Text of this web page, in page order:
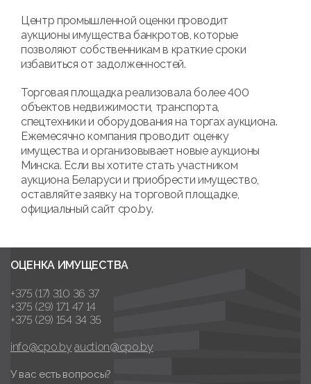
Центр промышленной оценки проводит
аукционы имущества банкротов, которые
позволяют собственникам в краткие сроки
избавиться от задолженностей.
Торговая площадка реализовала более 400
объектов недвижимости, транспорта,
спецтехники и оборудования на торгах аукциона.
Ежемесячно компания проводит оценку
имущества и организовывает новые аукционы
Минска. Если вы хотите стать участником
аукциона Беларуси и приобрести имущество,
оставляйте заявку на торговой площадке,
официальный сайт cpo.by.
ОЦЕНКА ИМУЩЕСТВА
+375 (17) 310 36 37
+375 (29) 171 47 14
+375 (29) 154 34 35
info@cpo.by auction@cpo.by
У вас есть вопросы?